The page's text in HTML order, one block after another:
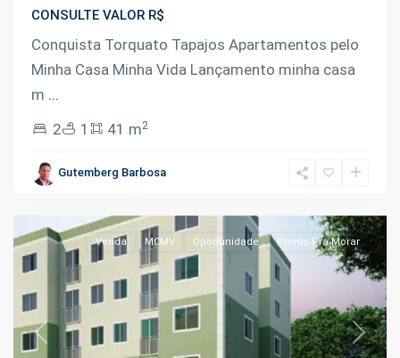
CONSULTE VALOR R$
Conquista Torquato Tapajos Apartamentos pelo
Minha Casa Minha Vida Lançamento minha casa
m ...
2
1 41 m2
Gutemberg Barbosa
Flores,
Previous Next
Venda MCMV Oportunidade Pronto Pra Morar